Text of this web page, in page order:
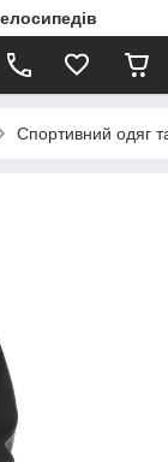
Спортивний одяг